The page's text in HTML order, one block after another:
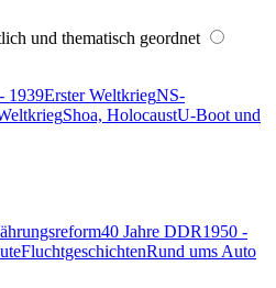
und thematisch geordnet
1939Erster WeltkriegNS-
Shoa, HolocaustU-Boot und
40 Jahre DDR1950 -
FluchtgeschichtenRund ums Auto